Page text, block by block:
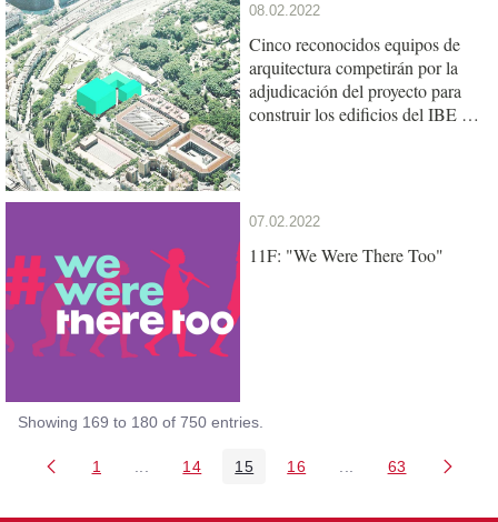
08.02.2022
Cinco reconocidos equipos de
arquitectura competirán por la
adjudicación del proyecto para
construir los edificios del IBE y
07.02.2022
11F: "We Were There Too"
Showing 169 to 180 of 750 entries.
Page
1 Intermediate Pages Use TAB to navigate.
Page
14 Page
15 Page
16 Intermediate Pages
Page
63